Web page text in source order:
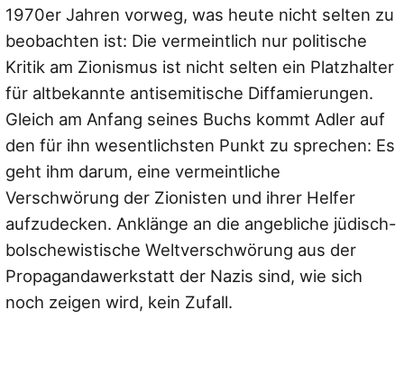
1970er Jahren vorweg, was heute nicht selten zu
beobachten ist: Die vermeintlich nur politische
Kritik am Zionismus ist nicht selten ein Platzhalter
für altbekannte antisemitische Diffamierungen.
Gleich am Anfang seines Buchs kommt Adler auf
den für ihn wesentlichsten Punkt zu sprechen: Es
geht ihm darum, eine vermeintliche
Verschwörung der Zionisten und ihrer Helfer
aufzudecken. Anklänge an die angebliche jüdisch-
bolschewistische Weltverschwörung aus der
Propagandawerkstatt der Nazis sind, wie sich
noch zeigen wird, kein Zufall.